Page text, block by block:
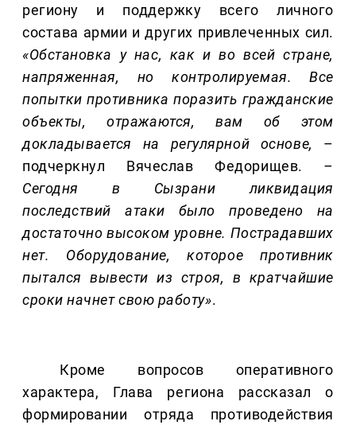
региону и поддержку всего личного
состава армии и других привлеченных сил.
«Обстановка у нас, как и во всей стране,
напряженная, но контролируемая. Все
попытки противника поразить гражданские
объекты, отражаются, вам об этом
докладывается на регулярной основе,
–
подчеркнул Вячеслав Федорищев. –
Сегодня в Сызрани ликвидация
последствий атаки было проведено на
достаточно высоком уровне. Пострадавших
нет. Оборудование, которое противник
пытался вывести из строя, в кратчайшие
сроки начнет свою работу».
Кроме вопросов оперативного
характера, Глава региона рассказал о
формировании отряда противодействия